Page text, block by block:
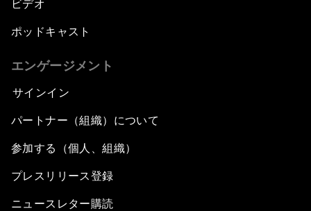
ビデオ
ポッドキャスト
エンゲージメント
サインイン
パートナー（組織）について
参加する（個人、組織）
プレスリリース登録
ニュースレター購読